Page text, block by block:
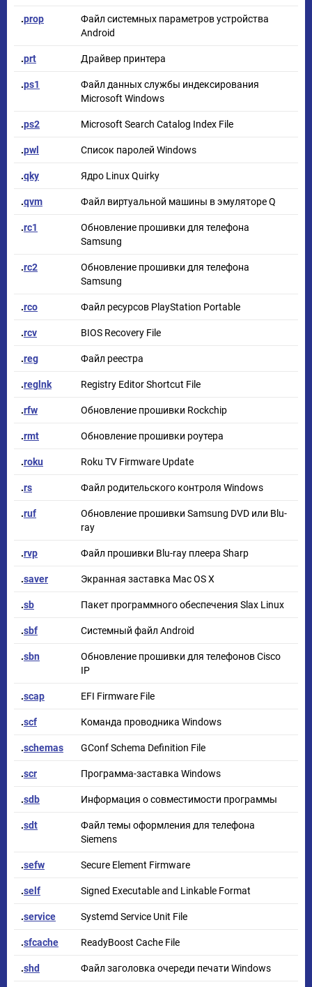
.prop
Файл системных параметров устройства
Android
.prt Драйвер принтера
.ps1
Файл данных службы индексирования
Microsoft Windows
.ps2 Microsoft Search Catalog Index File
.pwl Список паролей Windows
.qky Ядро Linux Quirky
.qvm Файл виртуальной машины в эмуляторе Q
.rc1
Обновление прошивки для телефона
Samsung
.rc2
Обновление прошивки для телефона
Samsung
.rco Файл ресурсов PlayStation Portable
.rcv BIOS Recovery File
.reg Файл реестра
.reglnk Registry Editor Shortcut File
.rfw Обновление прошивки Rockchip
.rmt Обновление прошивки роутера
.roku Roku TV Firmware Update
.rs Файл родительского контроля Windows
.ruf
Обновление прошивки Samsung DVD или Blu-
ray
.rvp Файл прошивки Blu-ray плеера Sharp
.saver Экранная заставка Mac OS X
.sb Пакет программного обеспечения Slax Linux
.sbf Системный файл Android
.sbn
Обновление прошивки для телефонов Cisco
IP
.scap EFI Firmware File
.scf Команда проводника Windows
.schemas GConf Schema Definition File
.scr Программа-заставка Windows
.sdb Информация о совместимости программы
.sdt
Файл темы оформления для телефона
Siemens
.sefw Secure Element Firmware
.self Signed Executable and Linkable Format
.service Systemd Service Unit File
.sfcache ReadyBoost Cache File
.shd Файл заголовка очереди печати Windows